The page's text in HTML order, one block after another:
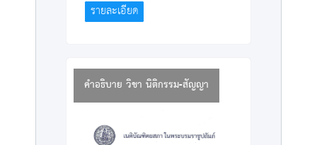
รายละเอียด
คำอธิบาย วิชา นิติกรรม-สัญญา